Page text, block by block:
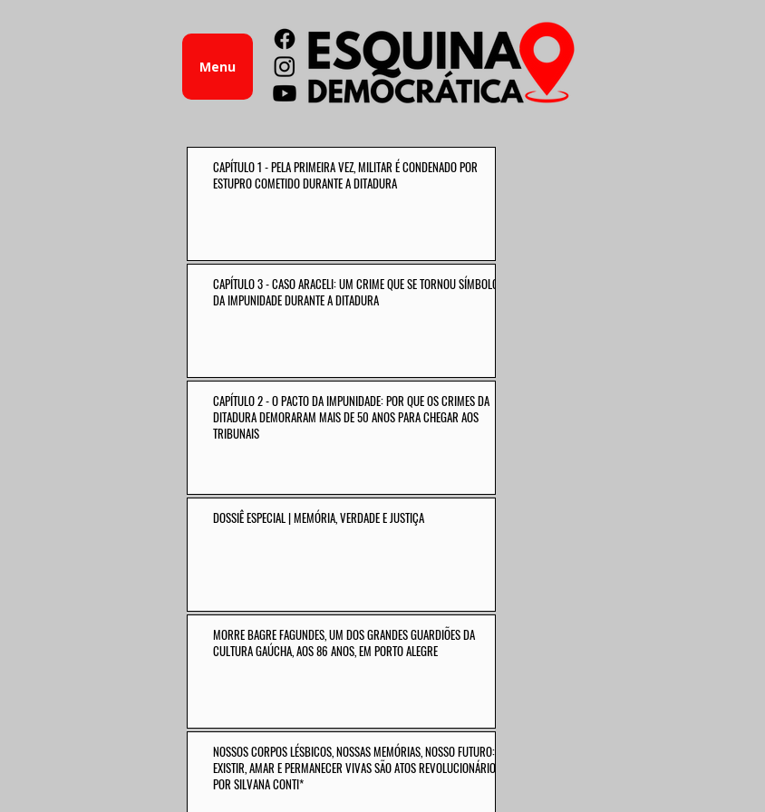
Menu
CAPÍTULO 1 - PELA PRIMEIRA VEZ, MILITAR É CONDENADO POR
ESTUPRO COMETIDO DURANTE A DITADURA
CAPÍTULO 3 - CASO ARACELI: UM CRIME QUE SE TORNOU SÍMBOLO
DA IMPUNIDADE DURANTE A DITADURA
CAPÍTULO 2 - O PACTO DA IMPUNIDADE: POR QUE OS CRIMES DA
DITADURA DEMORARAM MAIS DE 50 ANOS PARA CHEGAR AOS
TRIBUNAIS
DOSSIÊ ESPECIAL | MEMÓRIA, VERDADE E JUSTIÇA
MORRE BAGRE FAGUNDES, UM DOS GRANDES GUARDIÕES DA
CULTURA GAÚCHA, AOS 86 ANOS, EM PORTO ALEGRE
NOSSOS CORPOS LÉSBICOS, NOSSAS MEMÓRIAS, NOSSO FUTURO:
EXISTIR, AMAR E PERMANECER VIVAS SÃO ATOS REVOLUCIONÁRIOS,
POR SILVANA CONTI*